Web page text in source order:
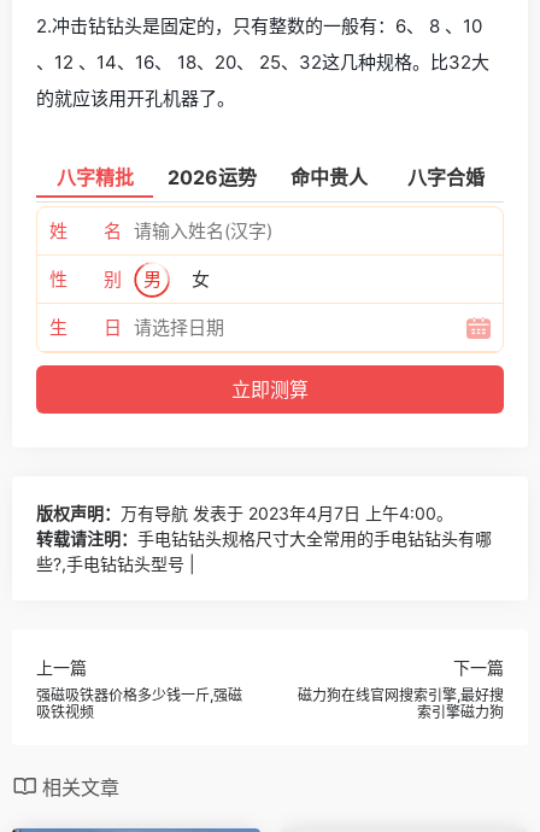
2.冲击钻钻头是固定的，只有整数的一般有：6、 8 、10
、12 、14、16、 18、20、 25、32这几种规格。比32大
的就应该用开孔机器了。
八字精批 2026运势 命中贵人 八字合婚
姓 名
性 别 男 女
生 日
版权声明： 万有导航 发表于 2023年4月7日 上午4:00。
转载请注明： 手电钻钻头规格尺寸大全常用的手电钻钻头有哪
些?,手电钻钻头型号 |
上一篇
强磁吸铁器价格多少钱一斤,强磁
吸铁视频
下一篇
磁力狗在线官网搜索引擎,最好搜
索引擎磁力狗
相关文章